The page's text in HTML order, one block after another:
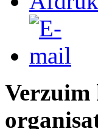
Verzuim